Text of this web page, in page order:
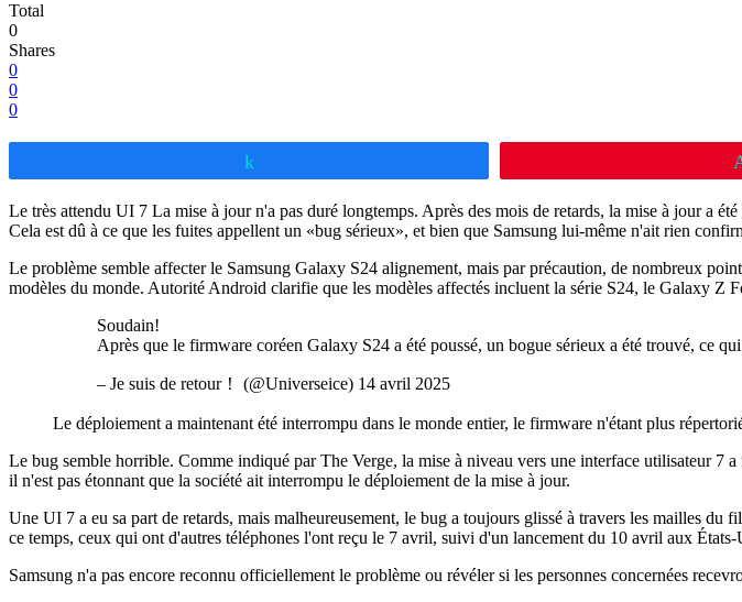
Total
0
Shares
0
0
0
Le très attendu UI 7 La mise à jour n'a pas duré longtemps. Après des mois de retards, la mise à jour a
Cela est dû à ce que les fuites appellent un «bug sérieux», et bien que Samsung lui-même n'ait rien
Le problème semble affecter le Samsung Galaxy S24 alignement, mais par précaution, de nombreux
modèles du monde. Autorité Android clarifie que les modèles affectés incluent la série S24, le Galaxy Z
Soudain!
Après que le firmware coréen Galaxy S24 a été poussé, un bogue sérieux a été trouvé, ce
– Je suis de retour！ (@Universeice) 14 avril 2025
Le déploiement a maintenant été interrompu dans le monde entier, le firmware n'étant plus
Le bug semble horrible. Comme indiqué par The Verge, la mise à niveau vers une interface utilisateur 7
il n'est pas étonnant que la société ait interrompu le déploiement de la mise à jour.
Une UI 7 a eu sa part de retards, mais malheureusement, le bug a toujours glissé à travers les mailles
ce temps, ceux qui ont d'autres téléphones l'ont reçu le 7 avril, suivi d'un lancement du 10 avril aux États-
Samsung n'a pas encore reconnu officiellement le problème ou révéler si les personnes concernées